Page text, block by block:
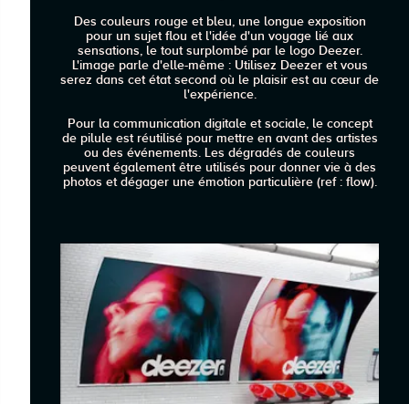
Des couleurs rouge et bleu, une longue exposition
pour un sujet flou et l'idée d'un voyage lié aux
sensations, le tout surplombé par le logo Deezer.
L'image parle d'elle-même : Utilisez Deezer et vous
serez dans cet état second où le plaisir est au cœur de
l'expérience.
Pour la communication digitale et sociale, le concept
de pilule est réutilisé pour mettre en avant des artistes
ou des événements. Les dégradés de couleurs
peuvent également être utilisés pour donner vie à des
photos et dégager une émotion particulière (ref : flow).